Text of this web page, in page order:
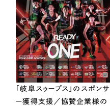
「岐阜スゥープス」のスポンサ
ー獲得支援／協賛企業様の